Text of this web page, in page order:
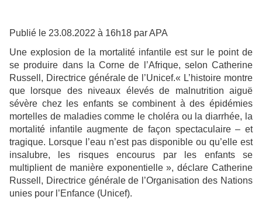
Publié le 23.08.2022 à 16h18 par APA
Une explosion de la mortalité infantile est sur le point de
se produire dans la Corne de l’Afrique, selon Catherine
Russell, Directrice générale de l’Unicef.« L’histoire montre
que lorsque des niveaux élevés de malnutrition aiguë
sévère chez les enfants se combinent à des épidémies
mortelles de maladies comme le choléra ou la diarrhée, la
mortalité infantile augmente de façon spectaculaire – et
tragique. Lorsque l’eau n’est pas disponible ou qu’elle est
insalubre, les risques encourus par les enfants se
multiplient de manière exponentielle », déclare Catherine
Russell, Directrice générale de l’Organisation des Nations
unies pour l’Enfance (Unicef).